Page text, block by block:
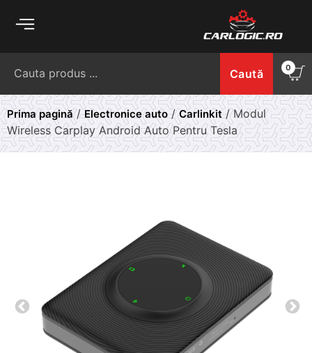
Caută 0
Prima pagină/Electronice auto/Carlinkit/ Modul
Wireless Carplay Android Auto Pentru Tesla